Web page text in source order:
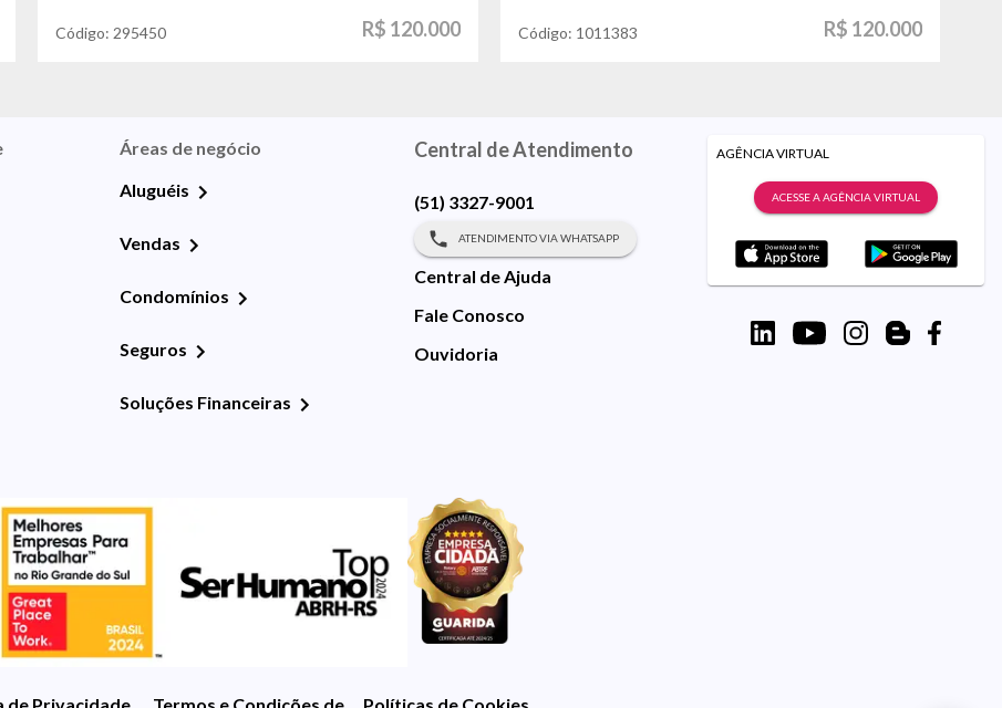
Código: 295450 R$ 120.000 Código: 1011383 R$ 120.000
Áreas de negócio
Aluguéis
Vendas
Condomínios
Seguros
Soluções Financeiras
Central de Atendimento
(51) 3327-9001
ATENDIMENTO VIA WHATSAPP
Central de Ajuda
Fale Conosco
Ouvidoria
AGÊNCIA VIRTUAL
ACESSE A AGÊNCIA VIRTUAL
de Privacidade Termos e Condições de UsoPolíticas de Cookies